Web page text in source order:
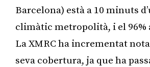
Barcelona) està a 10 minuts
climàtic metropolità, i el 96%
La XMRC ha incrementat
seva cobertura, ja que ha